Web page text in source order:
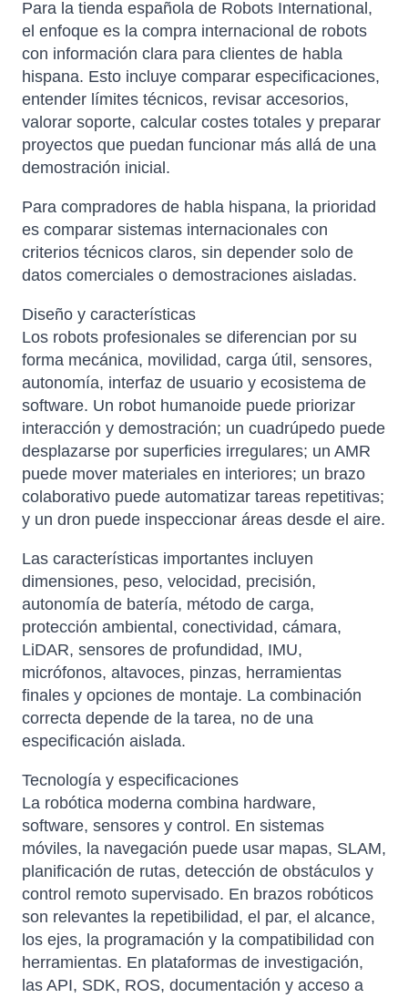
Para la tienda española de Robots International,
el enfoque es la compra internacional de robots
con información clara para clientes de habla
hispana. Esto incluye comparar especificaciones,
entender límites técnicos, revisar accesorios,
valorar soporte, calcular costes totales y preparar
proyectos que puedan funcionar más allá de una
demostración inicial.
Para compradores de habla hispana, la prioridad
es comparar sistemas internacionales con
criterios técnicos claros, sin depender solo de
datos comerciales o demostraciones aisladas.
Diseño y características
Los robots profesionales se diferencian por su
forma mecánica, movilidad, carga útil, sensores,
autonomía, interfaz de usuario y ecosistema de
software. Un robot humanoide puede priorizar
interacción y demostración; un cuadrúpedo puede
desplazarse por superficies irregulares; un AMR
puede mover materiales en interiores; un brazo
colaborativo puede automatizar tareas repetitivas;
y un dron puede inspeccionar áreas desde el aire.
Las características importantes incluyen
dimensiones, peso, velocidad, precisión,
autonomía de batería, método de carga,
protección ambiental, conectividad, cámara,
LiDAR, sensores de profundidad, IMU,
micrófonos, altavoces, pinzas, herramientas
finales y opciones de montaje. La combinación
correcta depende de la tarea, no de una
especificación aislada.
Tecnología y especificaciones
La robótica moderna combina hardware,
software, sensores y control. En sistemas
móviles, la navegación puede usar mapas, SLAM,
planificación de rutas, detección de obstáculos y
control remoto supervisado. En brazos robóticos
son relevantes la repetibilidad, el par, el alcance,
los ejes, la programación y la compatibilidad con
herramientas. En plataformas de investigación,
las API, SDK, ROS, documentación y acceso a